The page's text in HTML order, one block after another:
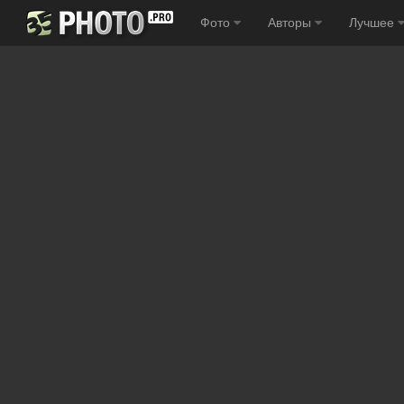
Фото Авторы Лучшее